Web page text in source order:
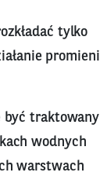
tylko
promieni
być traktowany
wodnych
warstwach